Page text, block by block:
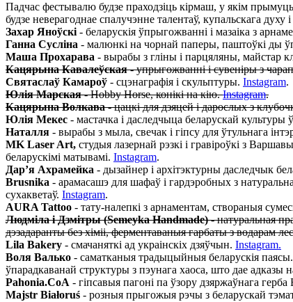
Падчас фестывалю будзе праходзіць кірмаш, у якім
будзе неверагоднае спалучэнне талентаў, купальскага
Захар Яноўскі - беларускія ўпрыгожванні і мазаіка з
Ганна Сусліна - малюнкі на чорнай паперы, паштоўкі ды
Маша Прохарава - вырабы з гліны і парцяляны, майстар
Кацярына Кавалеўская- упрыгожванні і сувеніры з
Святаслаў Камароў - сцэнаграфія і скульптуры. Instagram.
Юлія Марская- Hobby Horse, конікі на кію.Instagram.
Кацярына Волкава- цацкі для дзяцей і дарослых з
Юлія Мекес - мастачка і даследчыца беларускай
Наталля - вырабы з мыла, свечак і гіпсу для ўтульнага
MK Laser Art, студыя лазернай рэзкі і гравіроўкі з
беларускімі матывамі. Instagram.
Дар’я Ахрамейка - дызайнер і архітэктурны даследчык
Brusnika - арамасашэ для шафаў і гардэробных з
сухакветаў. Instagram.
AURA Tattoo - тату-налепкі з арнаментам, створаныя
Людміла і Дзмітры (Semeyka Handmade)- натуральная
дэзадаранты без хіміі, ферментаваныя гарбаты з водарам
Lila Bakery - смачаняткі ад украінскіх дзяўчын. Instagram.
Воля Валько - саматканыя традыцыйныя беларускія паясы.
ўпарадкаванай структуры з пэунага хаоса, што дае адказы
Pahonia.CoA - гіпсавыя пагоні па ўзору дзяржаўнага герба
Majstr Białoruś - розныя прыгожыя рэчы з беларускай